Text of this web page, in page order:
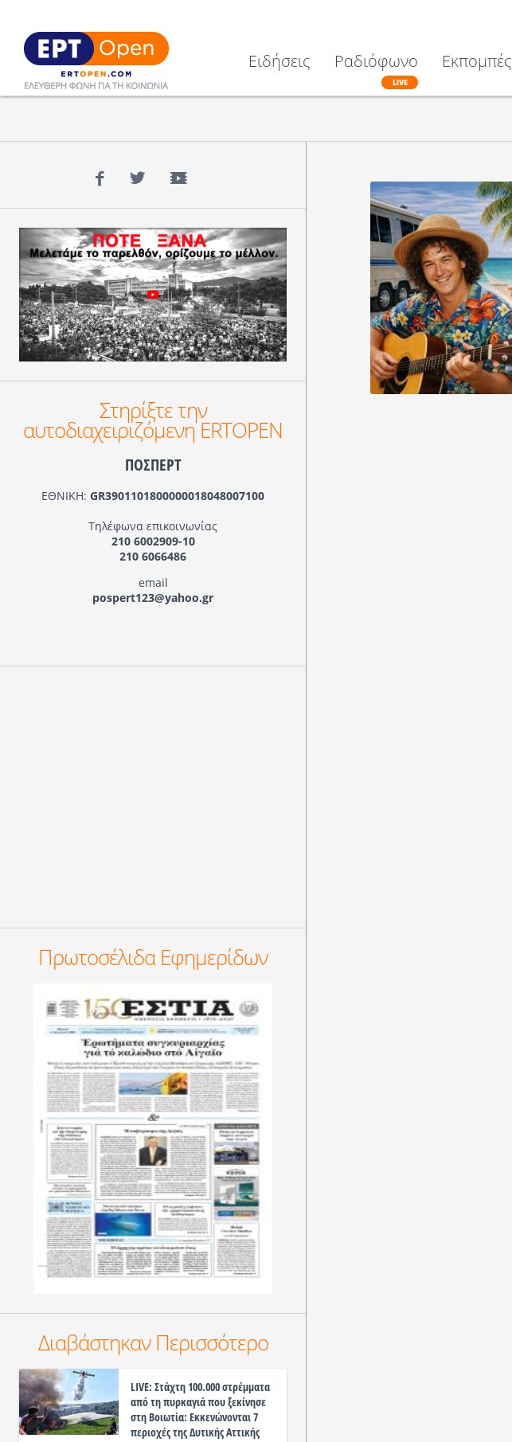
Ειδήσεις Ραδιόφωνο
LIVE
Εκπομπές
Facebook
TwitterYouTube
Στηρίξτε την
αυτοδιαχειριζόμενη ERTOPEN
ΠΟΣΠΕΡΤ
ΕΘΝΙΚΗ: GR3901101800000018048007100
Τηλέφωνα επικοινωνίας
210 6002909-10
210 6066486
email
pospert123@yahoo.gr
Πρωτοσέλιδα Εφημερίδων
Διαβάστηκαν Περισσότερο
LIVE: Στάχτη 100.000 στρέμματα
από τη πυρκαγιά που ξεκίνησε
στη Βοιωτία: Εκκενώνονται 7
περιοχές της Δυτικής Αττικής